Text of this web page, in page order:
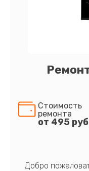
Стоимость
ремонта
от 495 руб
Добро